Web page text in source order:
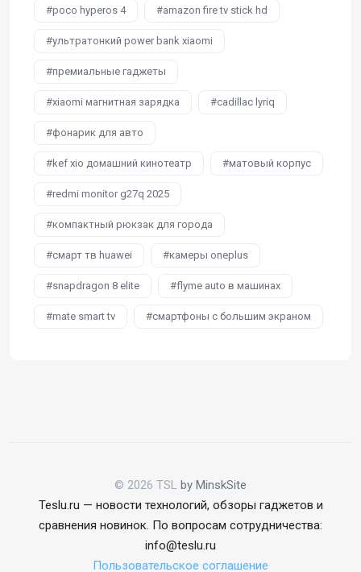
poco hyperos 4 amazon fire tv stick hd
ультратонкий power bank xiaomi
премиальные гаджеты
xiaomi магнитная зарядка cadillac lyriq
фонарик для авто
kef xio домашний кинотеатр матовый корпус
redmi monitor g27q 2025
компактный рюкзак для города
смарт тв huawei камеры oneplus
snapdragon 8 elite flyme auto в машинах
mate smart tv смартфоны с большим экраном
© 2026 TSL by MinskSite
Teslu.ru — новости технологий, обзоры гаджетов и
сравнения новинок. По вопросам сотрудничества:
info@teslu.ru
Пользовательское соглашение